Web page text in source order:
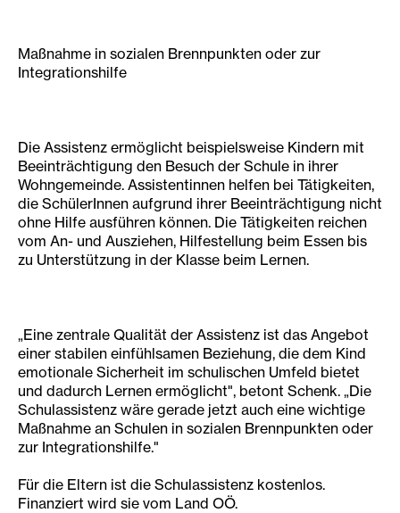
Maßnahme in sozialen Brennpunkten oder zur
Integrationshilfe
Die Assistenz ermöglicht beispielsweise Kindern mit
Beeinträchtigung den Besuch der Schule in ihrer
Wohngemeinde. Assistentinnen helfen bei Tätigkeiten,
die SchülerInnen aufgrund ihrer Beeinträchtigung nicht
ohne Hilfe ausführen können. Die Tätigkeiten reichen
vom An- und Ausziehen, Hilfestellung beim Essen bis
zu Unterstützung in der Klasse beim Lernen.
„Eine zentrale Qualität der Assistenz ist das Angebot
einer stabilen einfühlsamen Beziehung, die dem Kind
emotionale Sicherheit im schulischen Umfeld bietet
und dadurch Lernen ermöglicht", betont Schenk. „Die
Schulassistenz wäre gerade jetzt auch eine wichtige
Maßnahme an Schulen in sozialen Brennpunkten oder
zur Integrationshilfe."
Für die Eltern ist die Schulassistenz kostenlos.
Finanziert wird sie vom Land OÖ.